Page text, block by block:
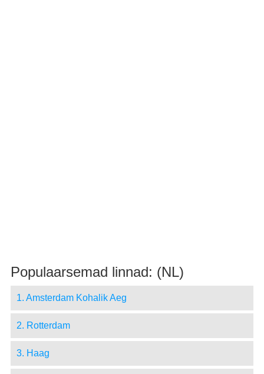
Populaarsemad linnad: (NL)
1. Amsterdam Kohalik Aeg
2. Rotterdam
3. Haag